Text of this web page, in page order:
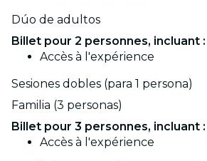
Dúo de adultos
Billet pour 2 personnes, incluant :
Accès à l'expérience
Sesiones dobles (para 1 persona)
⁠Familia (3 personas)
Billet pour 3 personnes, incluant :
Accès à l'expérience